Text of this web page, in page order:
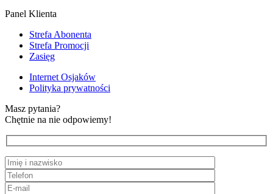
Panel Klienta
Strefa Abonenta
Strefa Promocji
Zasięg
Internet Osjaków
Polityka prywatności
Masz pytania?
Chętnie na nie odpowiemy!